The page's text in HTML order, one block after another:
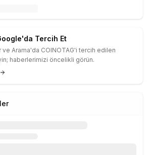
Tercih Et
Arama'da COINOTAG'i tercih edilen
haberlerimizi öncelikli görün.